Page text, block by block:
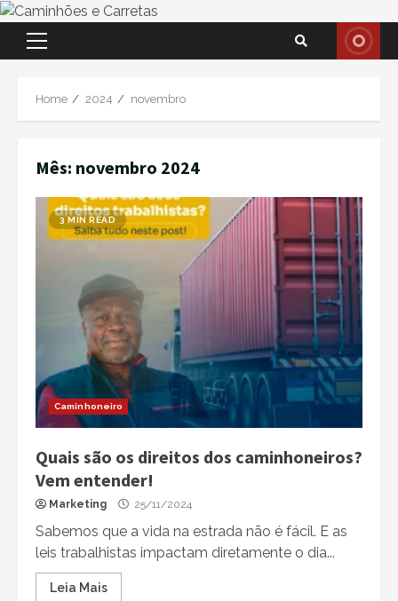
Primary
Home 2024 novembro
Mês: novembro 2024
3 MIN READ
Caminhoneiro
Quais são os direitos dos caminhoneiros?
Vem entender!
Marketing 25/11/2024
Sabemos que a vida na estrada não é fácil. E as
leis trabalhistas impactam diretamente o dia...
Leia Mais